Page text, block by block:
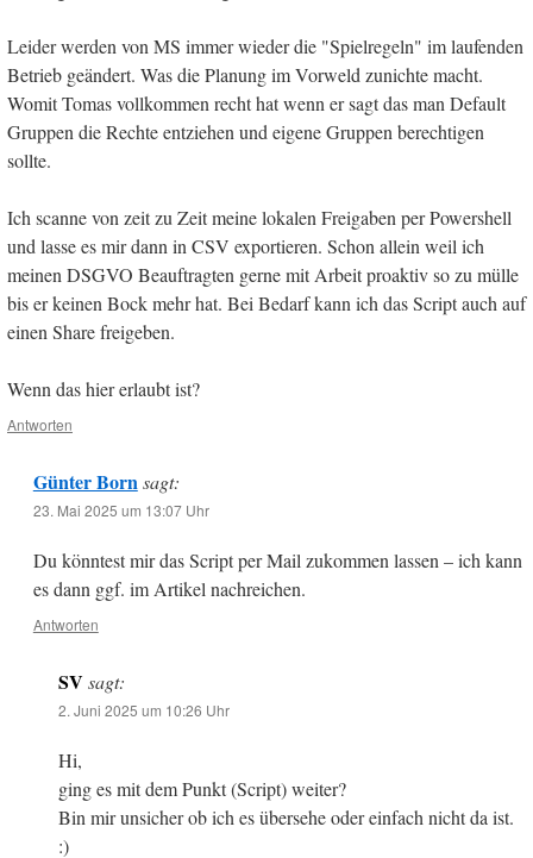
Leider werden von MS immer wieder die "Spielregeln" im laufenden
Betrieb geändert. Was die Planung im Vorweld zunichte macht.
Womit Tomas vollkommen recht hat wenn er sagt das man Default
Gruppen die Rechte entziehen und eigene Gruppen berechtigen
sollte.
Ich scanne von zeit zu Zeit meine lokalen Freigaben per Powershell
und lasse es mir dann in CSV exportieren. Schon allein weil ich
meinen DSGVO Beauftragten gerne mit Arbeit proaktiv so zu mülle
bis er keinen Bock mehr hat. Bei Bedarf kann ich das Script auch auf
einen Share freigeben.
Wenn das hier erlaubt ist?
Antworten
Günter Born sagt:
23. Mai 2025 um 13:07 Uhr
Du könntest mir das Script per Mail zukommen lassen – ich kann
es dann ggf. im Artikel nachreichen.
Antworten
SV sagt:
2. Juni 2025 um 10:26 Uhr
Hi,
ging es mit dem Punkt (Script) weiter?
Bin mir unsicher ob ich es übersehe oder einfach nicht da ist.
:)